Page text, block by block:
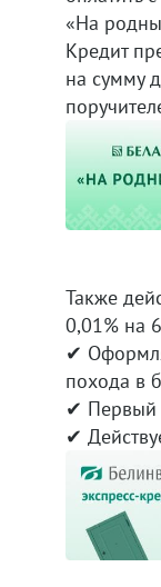
«На
Кредит
на сумму
Также
0,01% на
✔
похода в
✔ Первый
✔